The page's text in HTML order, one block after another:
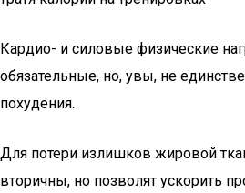
Кардио- и силовые физические
обязательные, но, увы, не
похудения.
Для потери излишков жировой
вторичны, но позволят ускорить